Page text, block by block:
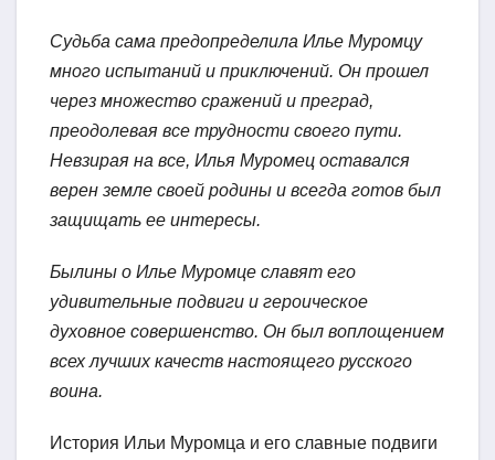
Судьба сама предопределила Илье Муромцу
много испытаний и приключений. Он прошел
через множество сражений и преград,
преодолевая все трудности своего пути.
Невзирая на все, Илья Муромец оставался
верен земле своей родины и всегда готов был
защищать ее интересы.
Былины о Илье Муромце славят его
удивительные подвиги и героическое
духовное совершенство. Он был воплощением
всех лучших качеств настоящего русского
воина.
История Ильи Муромца и его славные подвиги